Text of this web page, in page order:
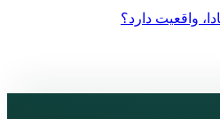
دارد؟